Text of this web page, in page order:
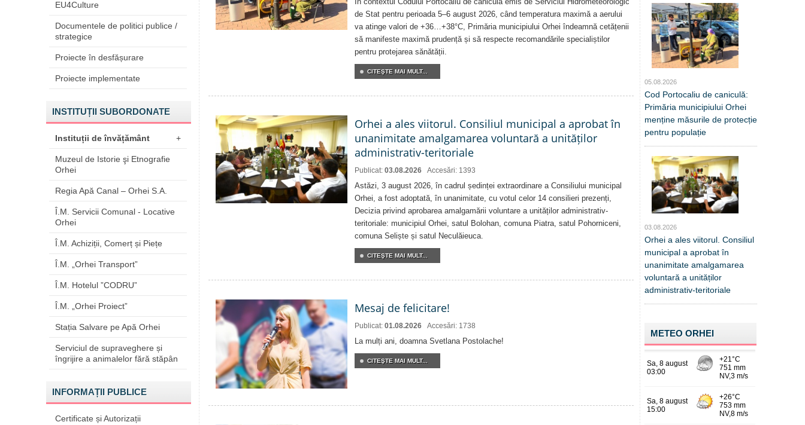
EU4Culture
Documentele de politici publice /
strategice
Proiecte în desfășurare
Proiecte implementate
INSTITUȚII SUBORDONATE
Instituții de învățământ +
Muzeul de Istorie şi Etnografie
Orhei
Regia Apă Canal – Orhei S.A.
Î.M. Servicii Comunal - Locative
Orhei
Î.M. Achiziții, Comerț și Piețe
Î.M. „Orhei Transport”
Î.M. Hotelul ”CODRU”
Î.M. „Orhei Proiect”
Stația Salvare pe Apă Orhei
Serviciul de supraveghere și
îngrijire a animalelor fără stăpân
INFORMAȚII PUBLICE
Certificate și Autorizații
de Stat pentru perioada 5–6 august 2026, când temperatura maximă a aerului
va atinge valori de +36…+38°C, Primăria municipiului Orhei îndeamnă cetățenii
să manifeste maximă prudență și să respecte recomandările specialiștilor
pentru protejarea sănătății.
CITEŞTE MAI MULT...
Orhei a ales viitorul. Consiliul municipal a aprobat în
unanimitate amalgamarea voluntară a unităților
administrativ-teritoriale
Publicat: 03.08.2026 Accesări: 1393
Astăzi, 3 august 2026, în cadrul ședinței extraordinare a Consiliului municipal
Orhei, a fost adoptată, în unanimitate, cu votul celor 14 consilieri prezenți,
Decizia privind aprobarea amalgamării voluntare a unităților administrativ-
teritoriale: municipiul Orhei, satul Bolohan, comuna Piatra, satul Pohorniceni,
comuna Seliște și satul Neculăieuca.
CITEŞTE MAI MULT...
Mesaj de felicitare!
Publicat: 01.08.2026 Accesări: 1738
La mulți ani, doamna Svetlana Postolache!
CITEŞTE MAI MULT...
05.08.2026
Cod Portocaliu de caniculă:
Primăria municipiului Orhei
menține măsurile de protecție
pentru populație
03.08.2026
Orhei a ales viitorul. Consiliul
municipal a aprobat în
unanimitate amalgamarea
voluntară a unităților
administrativ-teritoriale
METEO ORHEI